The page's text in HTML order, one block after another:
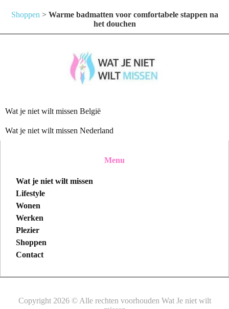
Shoppen > Warme badmatten voor comfortabele stappen na
het douchen
Wat je niet wilt missen België
Wat je niet wilt missen Nederland
Menu
Wat je niet wilt missen
Lifestyle
Wonen
Werken
Plezier
Shoppen
Contact
Copyright 2026 © Alle rechten voorhouden Wat Je niet wilt